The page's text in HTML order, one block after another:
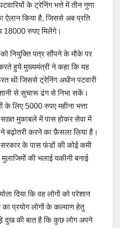
के ट्रेनिंग भत्ते में तीन गुणा
ऐलान किया है, जिससे अब प्रति
18000 रुपए मिलेंगे।
को नियुक्ति पत्र सौंपने के मौके पर
हुये मुख्यमंत्री ने कहा कि यह
थी जिससे ट्रेनिंग अधीन पटवारी
से सुचारू ढंग से निभा सकें।
के लिए 5000 रुपए महीना भत्ता
मुकाबले में पास होकर सेवा में
बढ़ोतरी करने का फ़ैसला लिया है।
के पास फंडों की कोई कमी
की भलाई यकीनी बनाई
दिया कि वह लोगों को परेशान
प्रयोग लोगों के कल्याण हेतु
दुख की बात है कि कुछ लोग अपने